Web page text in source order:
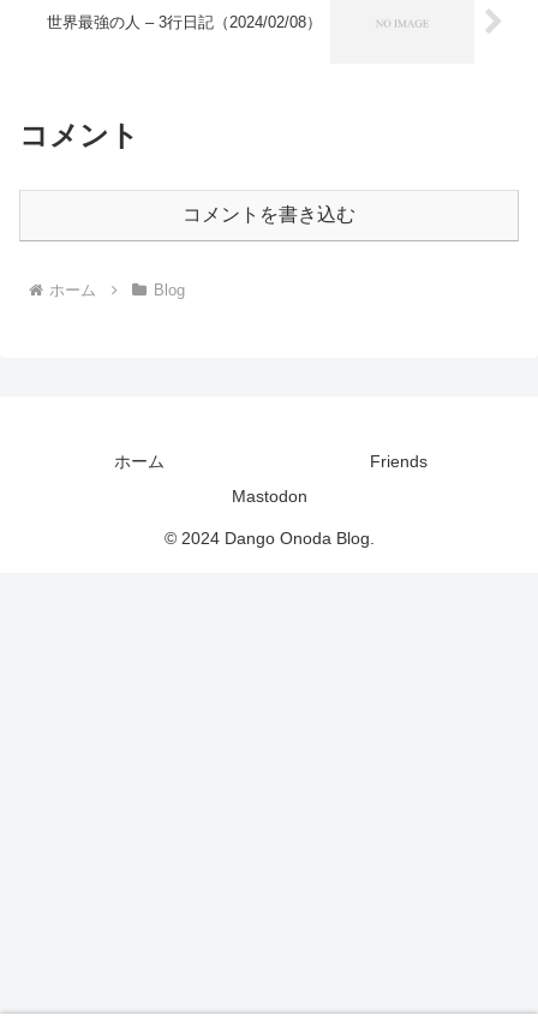
世界最強の人 – 3行日記（2024/02/08）
コメント
コメントを書き込む
ホーム Blog
ホーム
Friends
Mastodon
© 2024 Dango Onoda Blog.